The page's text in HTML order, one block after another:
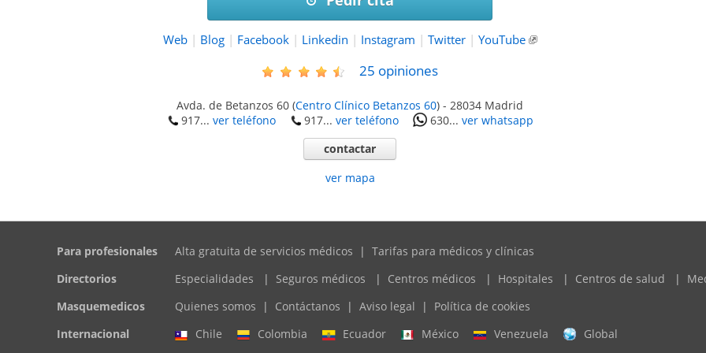
Web | Blog | Facebook | Linkedin | Instagram | Twitter | YouTube
25 opiniones
Avda. de Betanzos 60 (Centro Clínico Betanzos 60) - 28034 Madrid
917... ver teléfono 917... ver teléfono 630... ver whatsapp
contactar
ver mapa
Para profesionales Alta gratuita de servicios médicos | Tarifas para médicos y clínicas
Directorios
Especialidades | Seguros médicos | Centros médicos | Hospitales | Centros de salud |
Masquemedicos
Quienes somos | Contáctanos | Aviso legal |
Política de cookies
Internacional
Chile Colombia Ecuador México Venezuela Global